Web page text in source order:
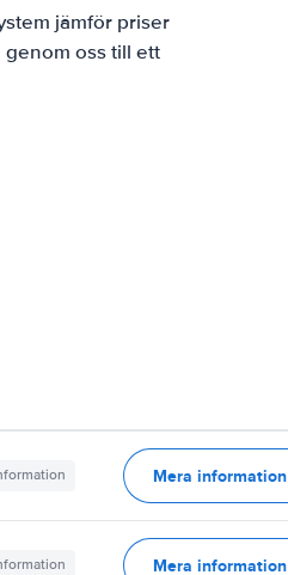
jämför priser
oss till ett
Mera information
Mera information